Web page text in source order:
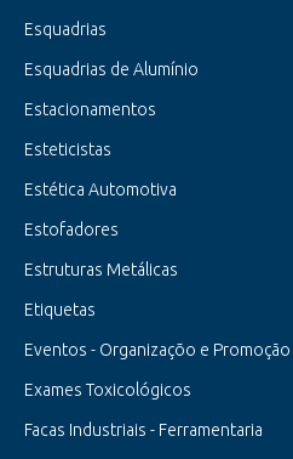
Esquadrias
Esquadrias de Alumínio
Estacionamentos
Esteticistas
Estética Automotiva
Estofadores
Estruturas Metálicas
Etiquetas
Eventos - Organizaçõo e Promoção
Exames Toxicológicos
Facas Industriais - Ferramentaria